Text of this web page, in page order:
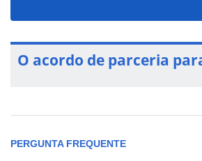
O acordo de parceria
PERGUNTA FREQUENTE